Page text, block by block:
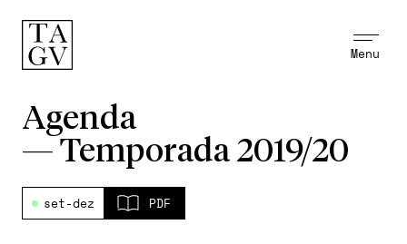
Menu
Agenda
— Temporada 2019/20
set-dez PDF